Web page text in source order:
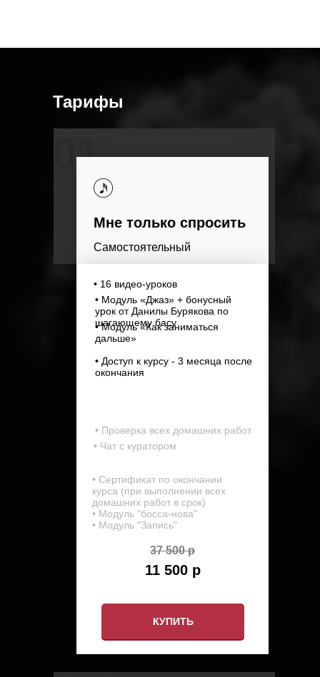
Тарифы
01
Мне только спросить
Самостоятельный
• 16 видео-уроков
• Модуль «Джаз» + бонусный
урок от Данилы Бурякова по
шагающему басу
• Модуль «Как заниматься
дальше»
• Доступ к курсу - 3 месяца после
окончания
• Проверка всех домашних работ
• Чат с куратором
• Сертификат по окончании
курса (при выполнении всех
домашних работ в срок)
• Модуль "босса-нова"
• Модуль "Запись"
11 500 р
37 500 р
КУПИТЬ